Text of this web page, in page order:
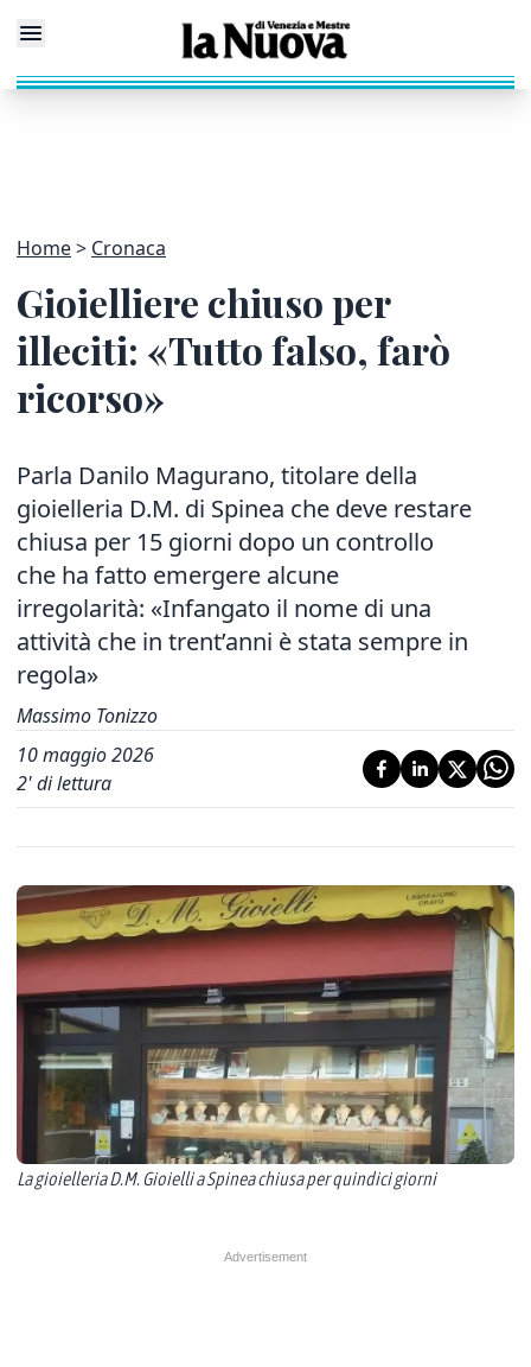
Home Cronaca
Gioielliere chiuso per
illeciti: «Tutto falso, farò
ricorso»
Parla Danilo Magurano, titolare della
gioielleria D.M. di Spinea che deve restare
chiusa per 15 giorni dopo un controllo
che ha fatto emergere alcune
irregolarità: «Infangato il nome di una
attività che in trent’anni è stata sempre in
regola»
Massimo Tonizzo
10 maggio 2026
2' di lettura
La gioielleria D.M. Gioielli a Spinea chiusa per quindici giorni